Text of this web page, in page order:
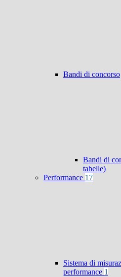
Bandi di concorso
Bandi di
tabelle)
Performance 17
Sistema di
performance 1